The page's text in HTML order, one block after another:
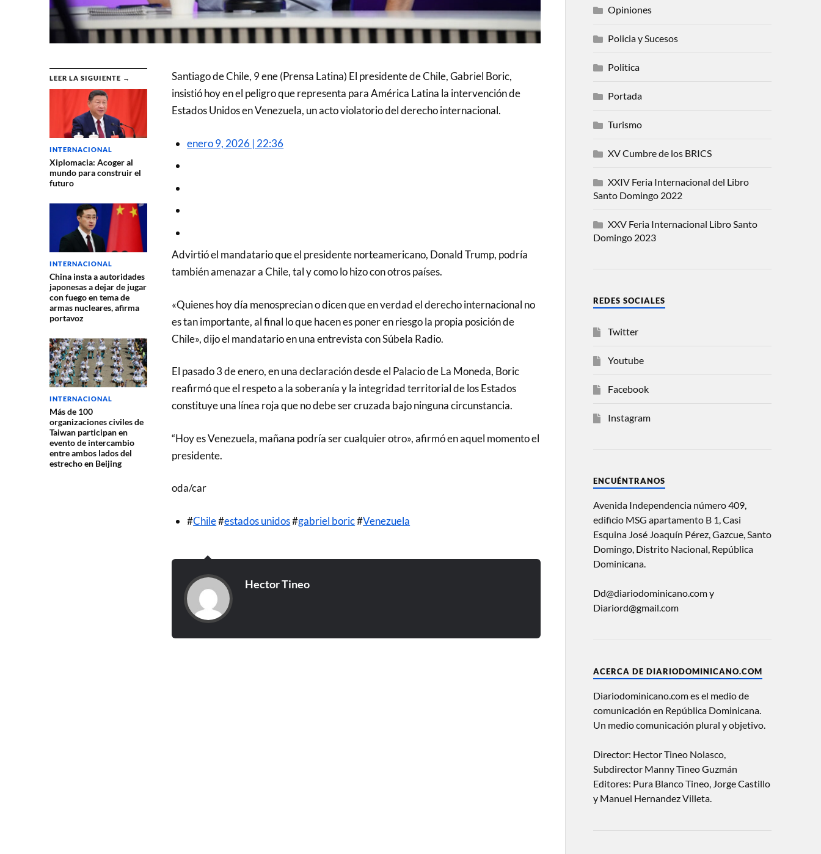
LEER LA SIGUIENTE →
INTERNACIONAL
Xiplomacia: Acoger al
mundo para construir el
futuro
INTERNACIONAL
China insta a autoridades
japonesas a dejar de jugar
con fuego en tema de
armas nucleares, afirma
portavoz
INTERNACIONAL
Más de 100
organizaciones civiles de
Taiwan participan en
evento de intercambio
entre ambos lados del
estrecho en Beijing
Santiago de Chile, 9 ene (Prensa Latina) El presidente de Chile, Gabriel Boric,
insistió hoy en el peligro que representa para América Latina la intervención de
Estados Unidos en Venezuela, un acto violatorio del derecho internacional.
enero 9, 2026 | 22:36
Advirtió el mandatario que el presidente norteamericano, Donald Trump, podría
también amenazar a Chile, tal y como lo hizo con otros países.
«Quienes hoy día menosprecian o dicen que en verdad el derecho internacional no
es tan importante, al final lo que hacen es poner en riesgo la propia posición de
Chile», dijo el mandatario en una entrevista con Súbela Radio.
El pasado 3 de enero, en una declaración desde el Palacio de La Moneda, Boric
reafirmó que el respeto a la soberanía y la integridad territorial de los Estados
constituye una línea roja que no debe ser cruzada bajo ninguna circunstancia.
“Hoy es Venezuela, mañana podría ser cualquier otro», afirmó en aquel momento el
presidente.
oda/car
#Chile#estados unidos#gabriel boric#Venezuela
Hector Tineo
Opiniones
Policia y Sucesos
Politica
Portada
Turismo
XV Cumbre de los BRICS
XXIV Feria Internacional del Libro
Santo Domingo 2022
XXV Feria Internacional Libro Santo
Domingo 2023
REDES SOCIALES
Twitter
Youtube
Facebook
Instagram
ENCUÉNTRANOS
Avenida Independencia número 409,
edificio MSG apartamento B 1, Casi
Esquina José Joaquín Pérez, Gazcue, Santo
Domingo, Distrito Nacional, República
Dominicana.
Dd@diariodominicano.com y
Diariord@gmail.com
ACERCA DE DIARIODOMINICANO.COM
Diariodominicano.com es el medio de
comunicación en República Dominicana.
Un medio comunicación plural y objetivo.
Director: Hector Tineo Nolasco,
Subdirector Manny Tineo Guzmán
Editores: Pura Blanco Tineo, Jorge Castillo
y Manuel Hernandez Villeta.